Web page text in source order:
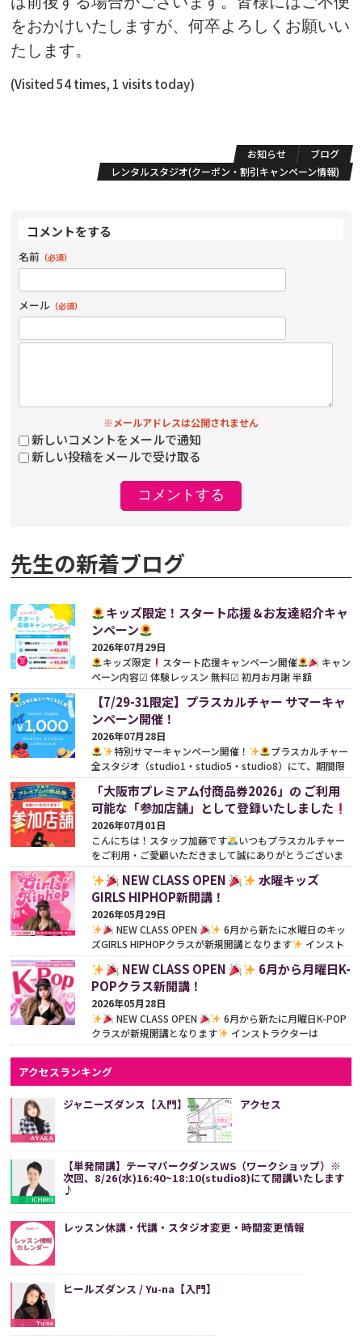
をおかけいたしますが、何卒よろしくお願いい
たします。
(Visited 54 times, 1 visits today)
お知らせ
ブログ
レンタルスタジオ(クーポン・割引キャンペーン情報)
コメントをする
名前 （必須）
メール （必須）
※メールアドレスは公開されません
新しいコメントをメールで通知
新しい投稿をメールで受け取る
先生の新着ブログ
キッズ限定！スタート応援＆お友達紹介キャ
ンペーン
2026年07月29日
キッズ限定
スタート応援キャンペーン開催
キャン
ペーン内容☑︎ 体験レッスン 無料☑︎ 初月お月謝 半額
（¥3,850）※別途、事務手数料がかかります。さらに既存
の...続きをみる
【7/29-31限定】プラスカルチャー サマーキャ
ンペーン開催！
2026年07月28日
特別サマーキャンペーン開催！
プラスカルチャー
全スタジオ（studio1・studio5・studio8）にて、期間限
定の特別サマーキャンペーンを開催いたします
期間中
は...続きをみる
「大阪市プレミアム付商品券2026」の ご利用
可能な「参加店舗」として登録いたしました
2026年07月01日
こんにちは！スタッフ加藤です
いつもプラスカルチャー
をご利用・ご愛顧いただきまして誠にありがとうございま
す
今年も嬉しいお知らせです！この度、プラスカ...続き
をみる NEW CLASS OPEN
水曜キッズ
GIRLS HIPHOP新開講！
2026年05月29日
NEW CLASS OPEN
6月から新たに水曜日のキッ
ズGIRLS HIPHOPクラスが新規開講となります
インスト
ラクターはHinanon先生（@nonnon__o0）
「女の子ら
し...続きをみる
NEW CLASS OPEN
6月から月曜日K-
POPクラス新開講！
2026年05月28日
NEW CLASS OPEN
6月から新たに月曜日K-POP
クラスが新規開講となります
インストラクターは
Hinanon先生（@nonnon__o0）
憧れのアイドルに！楽
しく踊...続きをみる
アクセスランキング
ジャニーズダンス【入門】 アクセス
【単発開講】テーマパークダンスWS（ワークショップ）※
次回、8/26(水)16:40~18:10(studio8)にて開講いたします
♪
レッスン休講・代講・スタジオ変更・時間変更情報
ヒールズダンス / Yu-na【入門】